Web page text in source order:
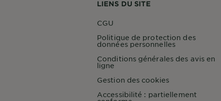
LIENS DU SITE
CGU
Politique de protection des
données personnelles
Conditions générales des avis en
ligne
Gestion des cookies
Accessibilité : partiellement